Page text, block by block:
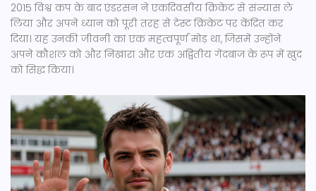
2015 विश्व कप के बाद एंडरसन ने एकदिवसीय क्रिकेट से संन्यास ले
लिया और अपने ध्यान को पूरी तरह से टेस्ट क्रिकेट पर केंद्रित कर
दिया। यह उनकी जीवनी का एक महत्वपूर्ण मोड़ था, जिसमें उन्होंने
अपने कौशल को और निखारा और एक अद्वितीय गेंदबाज के रूप में खुद
को सिद्ध किया।